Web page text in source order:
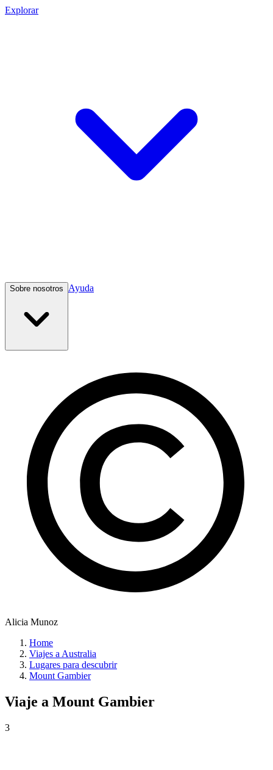
Explorar
Sobre nosotros Ayuda
Alicia Munoz
Home
Viajes a Australia
Lugares para descubrir
Mount Gambier
Viaje a Mount Gambier
3